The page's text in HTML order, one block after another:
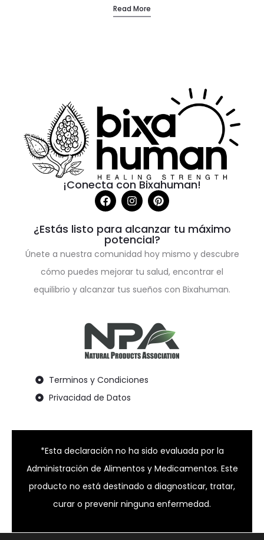
Read More
¡Conecta con Bixahuman!
¿Estás listo para alcanzar tu máximo
potencial?
Únete a nuestra comunidad hoy mismo y descubre
cómo puedes mejorar tu salud, encontrar el
equilibrio y alcanzar tus sueños con Bixahuman.
Terminos y Condiciones
Privacidad de Datos
*Esta declaración no ha sido evaluada por la
Administración de Alimentos y Medicamentos. Este
producto no está destinado a diagnosticar, tratar,
curar o prevenir ninguna enfermedad.